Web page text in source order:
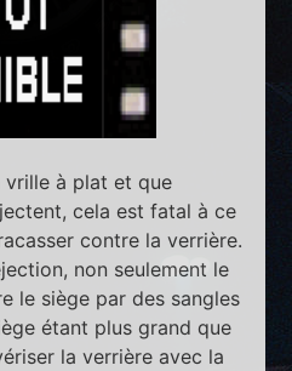
vrille à plat et que
cela est fatal à ce
contre la verrière.
non seulement le
le siège par des sangles
étant plus grand que
la verrière avec la